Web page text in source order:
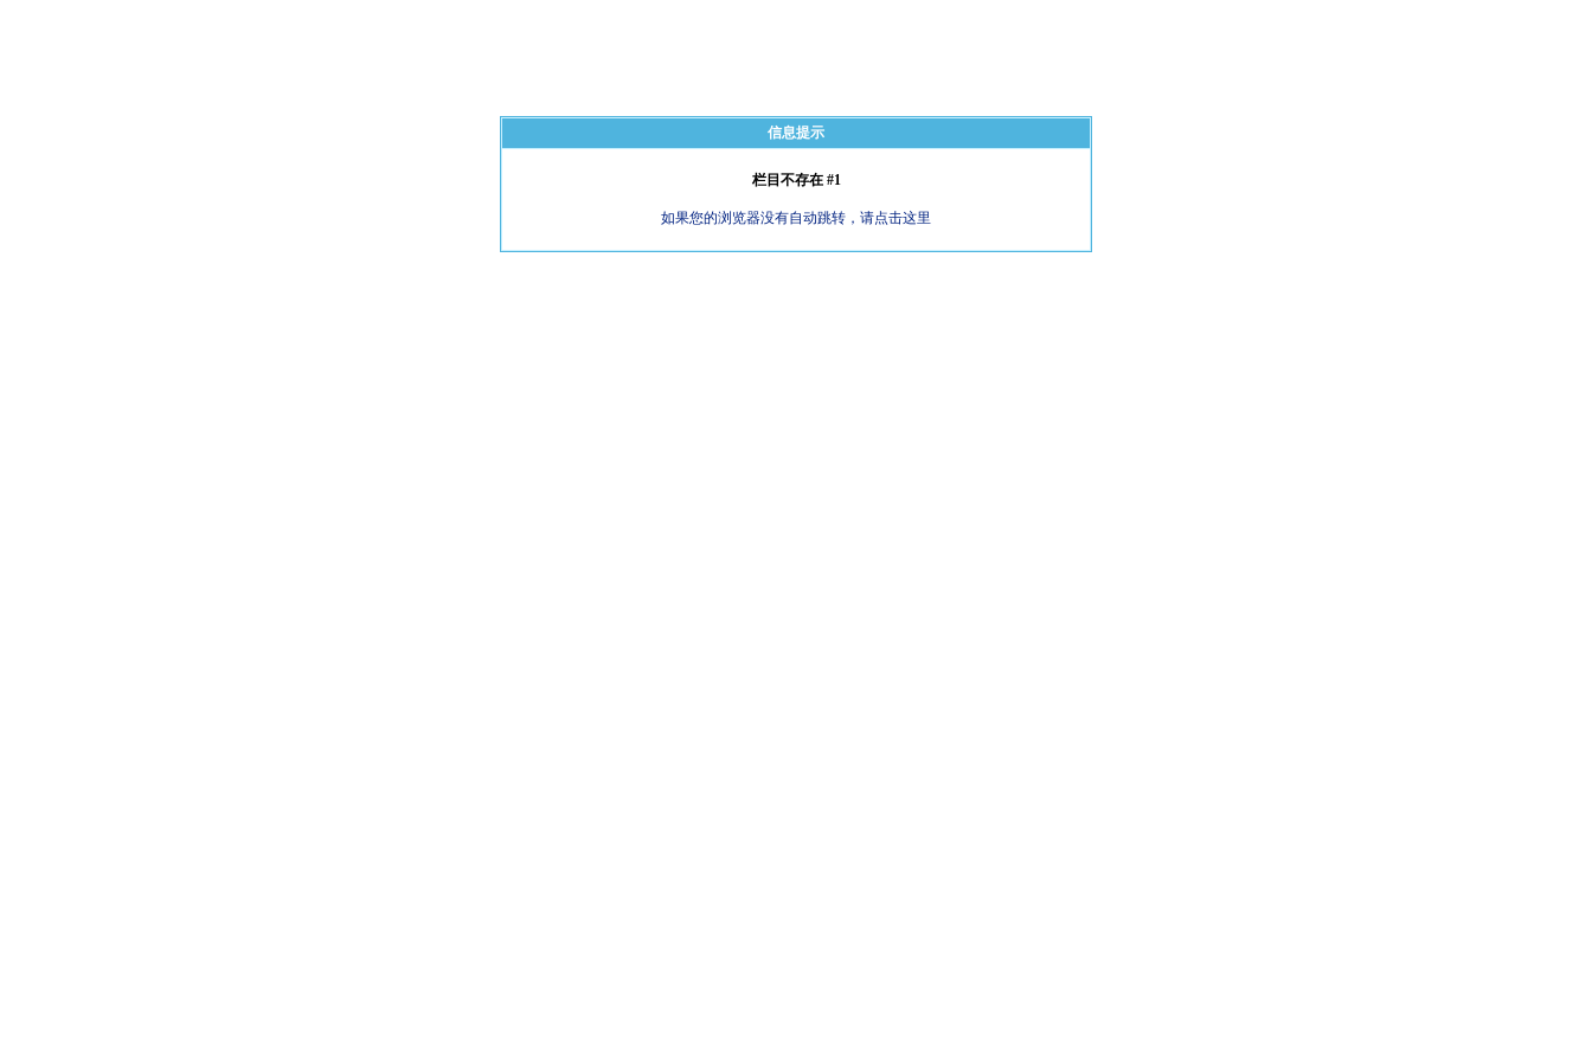
信息提示
栏目不存在 #1
如果您的浏览器没有自动跳转，请点击这里